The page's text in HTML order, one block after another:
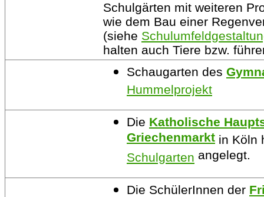
Schulgärten mit weiteren
wie dem Bau einer
(siehe
halten auch Tiere bzw.
Schaugarten des
Hummelprojekt
Die Katholische
Griechenmarkt in Köln
Schulgarten angelegt.
Die SchülerInnen der